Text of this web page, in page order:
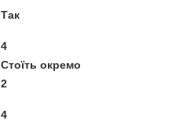
Так
4
Стоїть окремо
2
4